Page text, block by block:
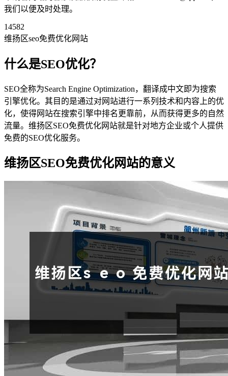
我们以便及时处理。
14582
维扬区seo免费优化网站
什么是SEO优化？
SEO全称为Search Engine Optimization，翻译成中文即为搜索
引擎优化。其目的是通过对网站进行一系列技术和内容上的优
化，使得网站在搜索引擎中排名更靠前，从而获得更多的自然
流量。维扬区SEO免费优化网站就是针对地方企业或个人提供
免费的SEO优化服务。
维扬区SEO免费优化网站的意义